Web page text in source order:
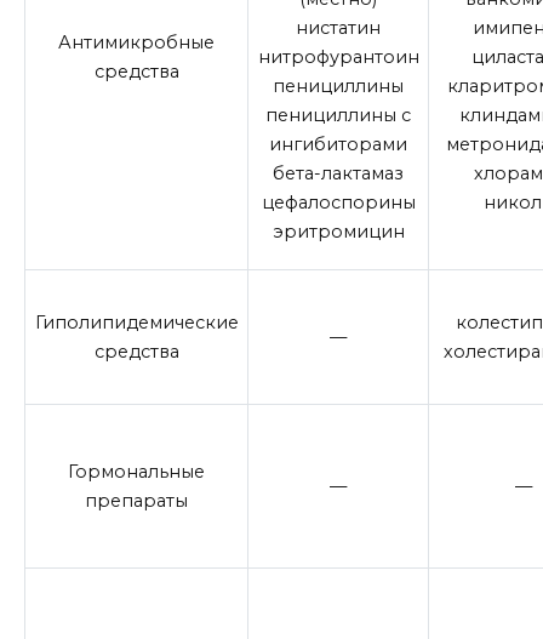
Антимикробные
средства
нистатин
нитрофурантоин
пенициллины
пенициллины с
ингибиторами
бета-лактамаз
цефалоспорины
эритромицин
Гиполипидемические
средства
—
Гормональные
препараты
— —